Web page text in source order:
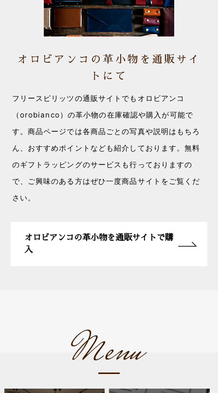
オロビアンコの革小物を通販サイ
トにて
フリースピリッツの通販サイトでもオロビアンコ
（orobianco）の革小物の在庫確認や購入が可能で
す。商品ページでは各商品ごとの写真や説明はもちろ
ん、おすすめポイントなども紹介しております。無料
のギフトラッピングのサービスも行っておりますの
で、ご興味のある方はぜひ一度商品サイトをご覧くだ
さい。
オロビアンコの革小物を通販サイトで購
入